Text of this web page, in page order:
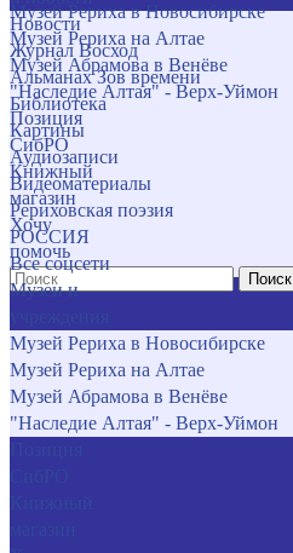
Музей Рериха в Новосибирске
Музей Рериха на Алтае
Музей Абрамова в Венёве
"Наследие Алтая" - Верх-Уймон
Позиция
СибРО
Книжный
магазин
Хочу
помочь
Поиск
Новости
Журнал Восход
Альманах Зов времени
Библиотека
Картины
Аудиозаписи
Видеоматериалы
Рериховская поэзия
РОССИЯ
Все соцсети
Музеи и
Музей Рериха в Новосибирске
Музей Рериха на Алтае
Музей Абрамова в Венёве
"Наследие Алтая" - Верх-Уймон